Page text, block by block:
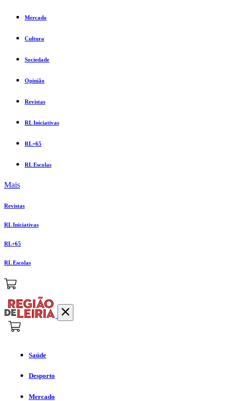
Mercado
Cultura
Sociedade
Opinião
Revistas
RL Iniciativas
RL+65
RL Escolas
Mais
Revistas
RL Iniciativas
RL+65
RL Escolas
Saúde
Desporto
Mercado